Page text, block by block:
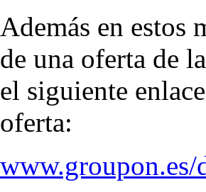
Además en estos
de una oferta de
el siguiente
oferta:
www.groupon.es/